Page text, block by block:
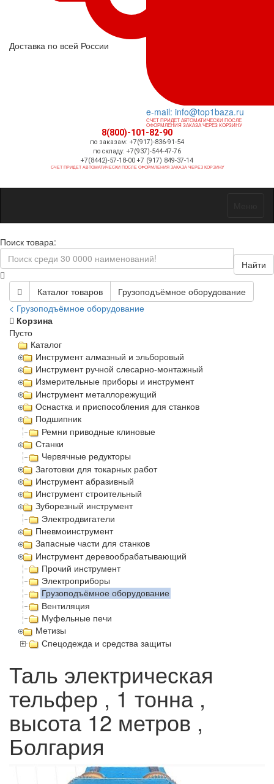
Доставка по всей России
e-mail: info@top1baza.ru
СЧЕТ ПРИДЕТ АВТОМАТИЧЕСКИ ПОСЛЕ
ОФОРМЛЕНИЯ ЗАКАЗА ЧЕРЕЗ КОРЗИНУ
8(800)-101-82-90
по заказам: +7(917)-836-91-54
по складу: +7(937)-544-47-76
+7(8442)-57-18-00 +7 (917) 849-37-14
СЧЕТ ПРИДЕТ АВТОМАТИЧЕСКИ ПОСЛЕ ОФОРМЛЕНИЯ ЗАКАЗА ЧЕРЕЗ КОРЗИНУ
Поиск товара:
Найти
Каталог товаров
Грузоподъёмное оборудование
< Грузоподъёмное оборудование
Корзина
Пусто
Каталог
Инструмент алмазный и эльборовый
Инструмент ручной слесарно-монтажный
Измерительные приборы и инструмент
Инструмент металлорежущий
Оснастка и приспособления для станков
Подшипник
Ремни приводные клиновые
Станки
Червячные редукторы
Заготовки для токарных работ
Инструмент абразивный
Инструмент строительный
Зуборезный инструмент
Электродвигатели
Пневмоинструмент
Запасные части для станков
Инструмент деревообрабатывающий
Прочий инструмент
Электроприборы
Грузоподъёмное оборудование
Вентиляция
Муфельные печи
Метизы
Спецодежда и средства защиты
Таль электрическая
тельфер , 1 тонна ,
высота 12 метров ,
Болгария